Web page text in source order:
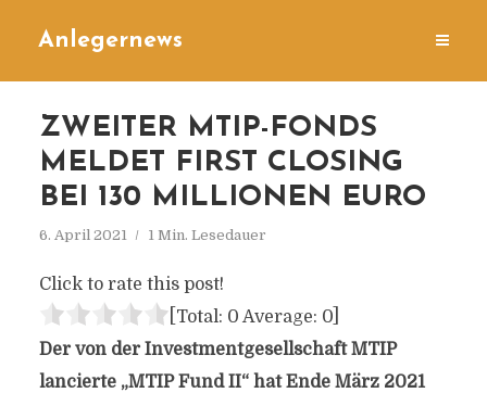
Anlegernews
ZWEITER MTIP-FONDS
MELDET FIRST CLOSING
BEI 130 MILLIONEN EURO
6. April 2021 1 Min. Lesedauer
Click to rate this post!
[Total: 0 Average: 0]
Der von der Investmentgesellschaft MTIP
lancierte „MTIP Fund II“ hat Ende März 2021